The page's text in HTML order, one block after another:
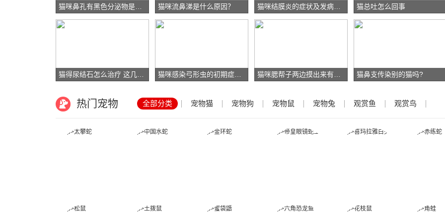
猫咪流鼻涕是什么原因？ 猫总吐怎么回事
猫鼻支传染别的猫吗?
热门宠物 全部分类 宠物猫 宠物狗 宠物鼠 宠物兔 观赏鱼 观赏鸟